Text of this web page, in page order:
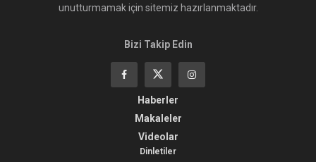
unutturmamak için sitemiz hazırlanmaktadır.
Bizi Takip Edin
Haberler
Makaleler
Videolar
Dinletiler